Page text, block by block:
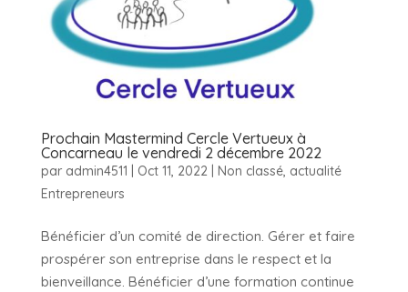
Prochain Mastermind Cercle Vertueux à
Concarneau le vendredi 2 décembre 2022
par admin4511 Oct 11, 2022 Non classé, actualité
Entrepreneurs
Bénéficier d’un comité de direction. Gérer et faire
prospérer son entreprise dans le respect et la
bienveillance. Bénéficier d’une formation continue